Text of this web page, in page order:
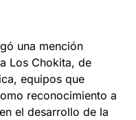
una mención
Los Chokita, de
equipos que
reconocimiento a
el desarrollo de la